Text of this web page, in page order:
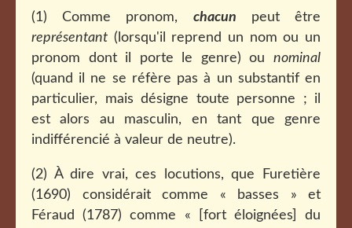
(1) Comme pronom, chacun peut être
représentant (lorsqu'il reprend un nom ou un
pronom dont il porte le genre) ou nominal
(quand il ne se réfère pas à un substantif en
particulier, mais désigne toute personne ; il
est alors au masculin, en tant que genre
indifférencié à valeur de neutre).
(2) À dire vrai, ces locutions, que Furetière
(1690) considérait comme « basses » et
Féraud (1787) comme « [fort éloignées] du